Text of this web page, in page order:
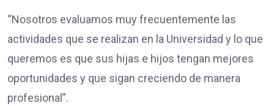
“Nosotros evaluamos muy frecuentemente las
actividades que se realizan en la Universidad y lo que
queremos es que sus hijas e hijos tengan mejores
oportunidades y que sigan creciendo de manera
profesional”.